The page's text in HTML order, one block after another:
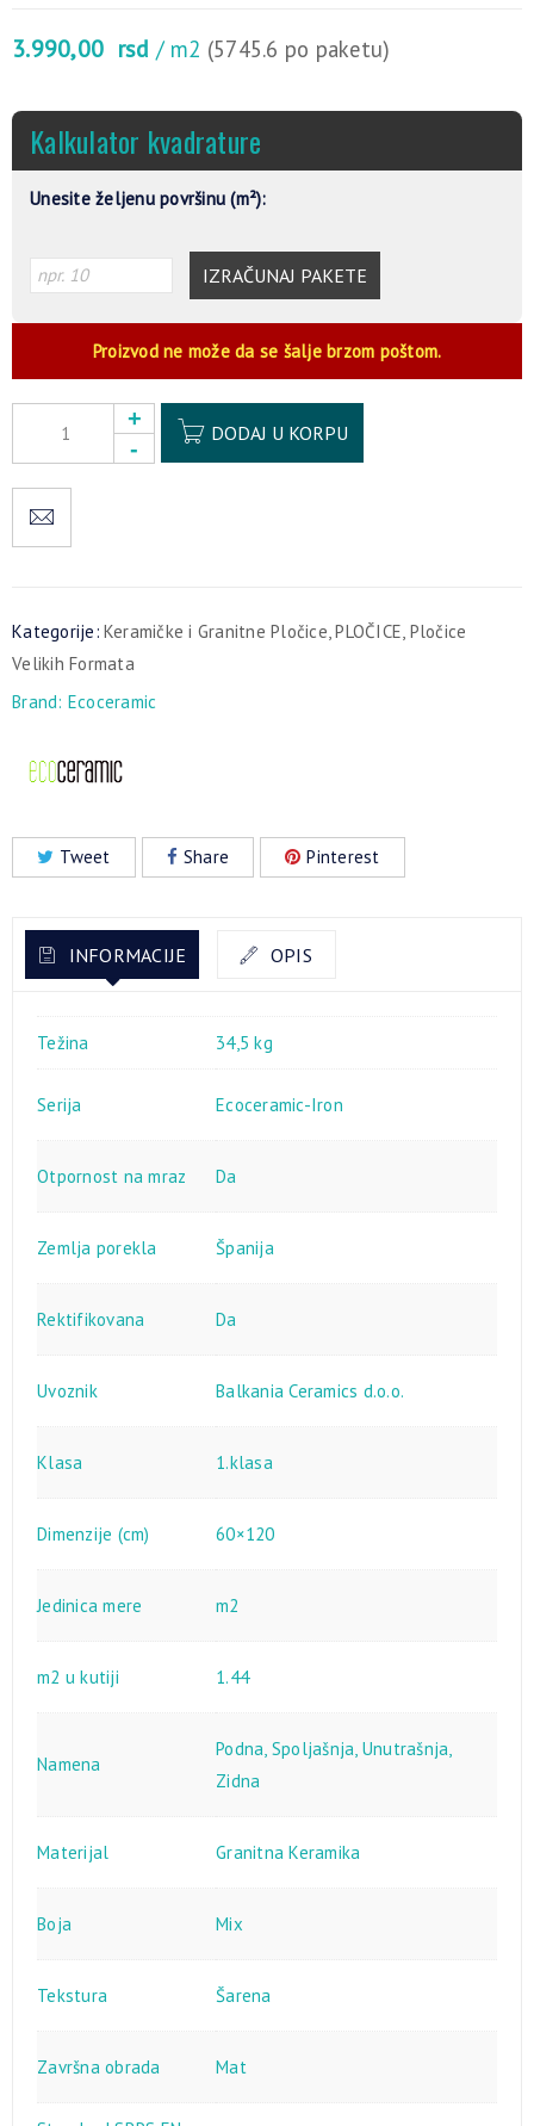
3.990,00 rsd / m2 (5745.6 po paketu)
Kalkulator kvadrature
Unesite željenu površinu (m²):
IZRAČUNAJ PAKETE
Proizvod ne može da se šalje brzom poštom.
DODAJ U KORPU
Kategorije: Keramičke i Granitne Pločice,PLOČICE, Pločice
Velikih Formata
Brand: Ecoceramic
Tweet Share Pinterest
INFORMACIJE OPIS
Težina 34,5 kg
Serija Ecoceramic-Iron
Otpornost na mraz Da
Zemlja porekla Španija
Rektifikovana Da
Uvoznik Balkania Ceramics d.o.o.
Klasa 1.klasa
Dimenzije (cm) 60×120
Jedinica mere m2
m2 u kutiji 1.44
Namena
Podna, Spoljašnja, Unutrašnja,
Zidna
Materijal Granitna Keramika
Boja Mix
Tekstura Šarena
Završna obrada Mat